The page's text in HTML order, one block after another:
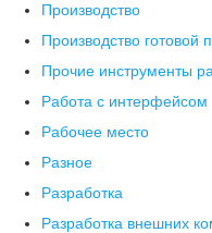
Производство
Производство готовой
Прочие инструменты
Работа с интерфейсом
Рабочее место
Разное
Разработка
Разработка внешних